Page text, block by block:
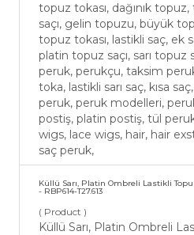
topuz tokası, dağınık
saçı, gelin topuzu, büyük
topuz tokası, lastikli saç, ek
platin topuz saçı, sarı topuz
peruk, perukçu, taksim
toka, lastikli sarı saç, kısa
peruk, peruk modelleri,
postiş, platin postiş, tül
wigs, lace wigs, hair, hair
saç peruk,
Küllü Sarı, Platin Ombreli Lastikli
- RBP614-T27.613
( Product )
Küllü Sarı, Platin Ombreli